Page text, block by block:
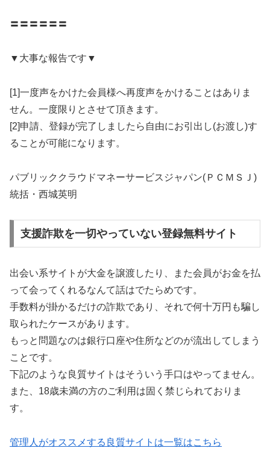
〓〓〓〓〓〓
▼大事な報告です▼
[1]一度声をかけた会員様へ再度声をかけることはありま
せん。一度限りとさせて頂きます。
[2]申請、登録が完了しましたら自由にお引出し(お渡し)す
ることが可能になります。
パブリッククラウドマネーサービスジャパン(ＰＣＭＳＪ)
統括・西城英明
支援詐欺を一切やっていない登録無料サイト
出会い系サイトが大金を譲渡したり、また会員がお金を払
って会ってくれるなんて話はでたらめです。
手数料が掛かるだけの詐欺であり、それで何十万円も騙し
取られたケースがあります。
もっと問題なのは銀行口座や住所などのが流出してしまう
ことです。
下記のような良質サイトはそういう手口はやってません。
また、18歳未満の方のご利用は固く禁じられておりま
す。
管理人がオススメする良質サイトは一覧はこちら